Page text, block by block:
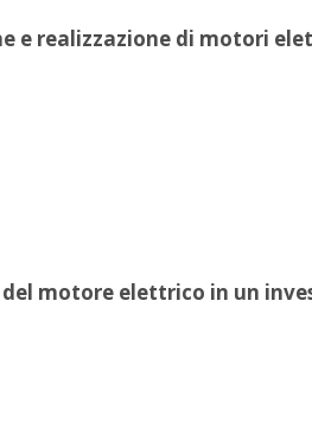
e realizzazione di motori
motore elettrico in un